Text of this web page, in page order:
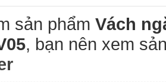
sản phẩm Vách
, bạn nên xem